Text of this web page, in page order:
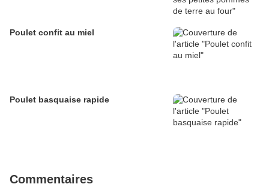
Poulet confit au miel
Poulet basquaise rapide
Commentaires